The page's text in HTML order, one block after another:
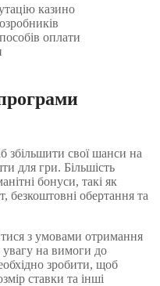
казино
оплати
збільшити свої шанси на
для гри. Більшість
бонуси, такі як
безкоштовні обертання та
з умовами отримання
увагу на вимоги до
зробити, щоб
ставки та інші